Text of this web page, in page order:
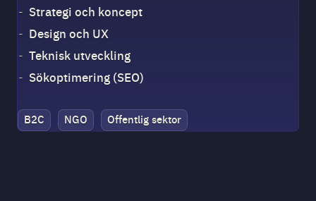
Strategi och koncept
Design och UX
Teknisk utveckling
Sökoptimering (SEO)
B2C NGO Offentlig sektor